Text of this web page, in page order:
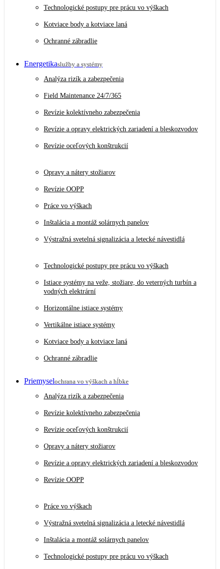
Technologické postupy pre prácu vo výškach
Kotviace body a kotviace laná
Ochranné zábradlie
Energetikaslužby a systémy
Analýza rizík a zabezpečenia
Field Maintenance 24/7/365
Revízie kolektívneho zabezpečenia
Revízie a opravy elektrických zariadení a bleskozvodov
Revízie oceľových konštrukcií
Opravy a nátery stožiarov
Revízie OOPP
Práce vo výškach
Inštalácia a montáž solárnych panelov
Výstražná svetelná signalizácia a letecké návestidlá
Technologické postupy pre prácu vo výškach
Istiace systémy na veže, stožiare, do veterných turbín a
vodných elektrární
Horizontálne istiace systémy
Vertikálne istiace systémy
Kotviace body a kotviace laná
Ochranné zábradlie
Priemyselochrana vo výškach a hĺbke
Analýza rizík a zabezpečenia
Revízie kolektívneho zabezpečenia
Revízie oceľových konštrukcií
Opravy a nátery stožiarov
Revízie a opravy elektrických zariadení a bleskozvodov
Revízie OOPP
Práce vo výškach
Výstražná svetelná signalizácia a letecké návestidlá
Inštalácia a montáž solárnych panelov
Technologické postupy pre prácu vo výškach